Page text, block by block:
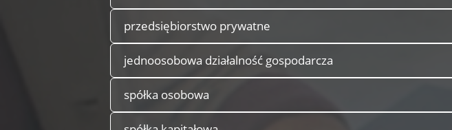
przedsiębiorstwo prywatne
jednoosobowa działalność gospodarcza
spółka osobowa